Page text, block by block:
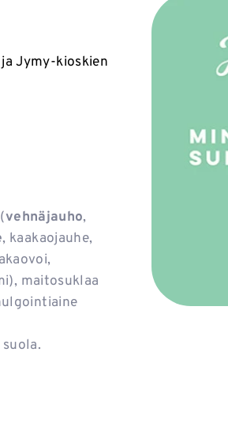
Jymy-kioskien
vehnäjauho,
, kaakaojauhe,
maitosuklaa